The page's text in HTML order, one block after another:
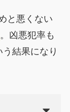
と悪くない
。凶悪犯率も
結果になり